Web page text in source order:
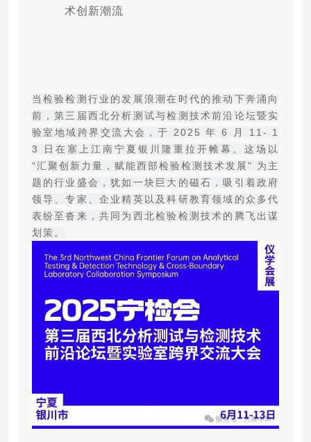
当检验检测行业的发展浪潮在时代的推动下奔涌向
前，第三届西北分析测试与检测技术前沿论坛暨实
验室地域跨界交流大会，于 2025 年 6 月 11- 1
3 日在塞上江南宁夏银川隆重拉开帷幕。这场以
“汇聚创新力量，赋能西部检验检测技术发展" 为主
题的行业盛会，犹如一块巨大的磁石，吸引着政府
领导、专家、企业精英以及科研教育领域的众多代
表纷至沓来，共同为西北检验检测技术的腾飞出谋
划策。